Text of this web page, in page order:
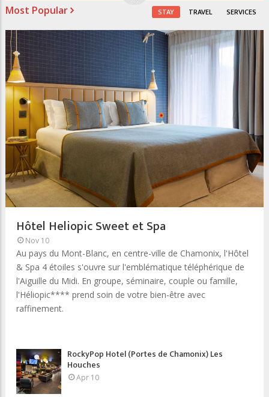
Most Popular STAY TRAVEL SERVICES
Hôtel Heliopic Sweet et Spa
Nov 10
Au pays du Mont-Blanc, en centre-ville de Chamonix, l'Hôtel
& Spa 4 étoiles s'ouvre sur l'emblématique téléphérique de
l'Aiguille du Midi. En groupe, séminaire, couple ou famille,
l'Héliopic**** prend soin de votre bien-être avec
raffinement.
RockyPop Hotel (Portes de Chamonix) Les
Houches
Apr 10